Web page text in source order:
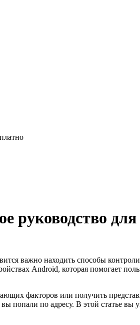
руководство для
важно находить способы
Android, которая помогает
факторов или получить
по адресу. В этой статье вы